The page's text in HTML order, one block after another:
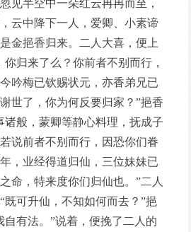
见半空中一朵红云冉冉而至，
云中降下一人，爱卿、小素谛
金挹香归来。二人大喜，便上
归来了么？你前者不别而行，
吟梅已钦赐状元，亦香弟兄已
世了，你为何反要归家？”挹香
诸般，蒙卿等静心料理，抚成子
说前者不别而行，因恐你们眷
，业经得道归仙，三位妹妹已
命，特来度你们归仙也。”二人
既可升仙，不知如何而去？”挹
自有法。”说着，便挽了二人的